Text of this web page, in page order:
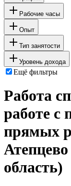
Рабочие часы
Опыт
Тип занятости
Уровень дохода
Ещё фильтры
Работа
работе с
прямых
область)